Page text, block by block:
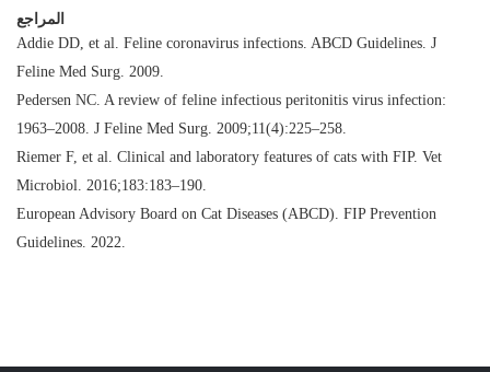
المراجع
Addie DD, et al. Feline coronavirus infections . ABCD Guidelines. J
Feline Med Surg. 2009.
Pedersen NC. A review of feline infectious peritonitis virus infection:
1963–2008 . J Feline Med Surg. 2009;11(4):225–258.
Riemer F, et al. Clinical and laboratory features of cats with FIP. Vet
Microbiol. 2016;183:183–190.
European Advisory Board on Cat Diseases (ABCD). FIP Prevention
Guidelines . 2022.